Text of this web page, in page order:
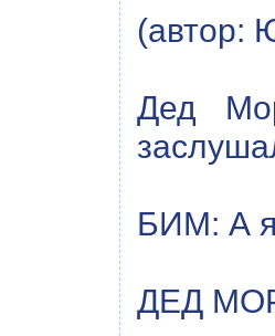
(автор:
Дед
БИМ: А я
ДЕД